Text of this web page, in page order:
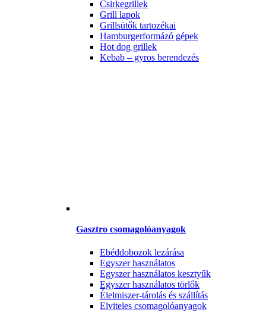
Csirkegrillek
Grill lapok
Grillsütők tartozékai
Hamburgerformázó gépek
Hot dog grillek
Kebab – gyros berendezés
Gasztro csomagolóanyagok
Ebéddobozok lezárása
Egyszer használatos
Egyszer használatos kesztyűk
Egyszer használatos törlők
Élelmiszer-tárolás és szállítás
Elviteles csomagolóanyagok